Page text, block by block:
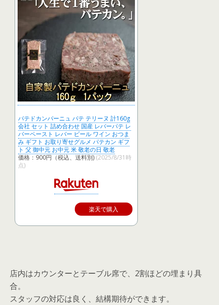
パテドカンパーニュ パテ テリーヌ 計160g
会社 セット 詰め合わせ 国産 レバーパテ レ
バーペースト レバー ビール ワイン おつま
み ギフト お取り寄せグルメ パテカン ギフ
ト 父 御中元 お中元 米 敬老の日 敬老
価格：900円（税込、送料別) (2025/8/31時
点)
楽天で購入
店内はカウンターとテーブル席で、2割ほどの埋まり具
合。
スタッフの対応は良く、結構期待ができます。